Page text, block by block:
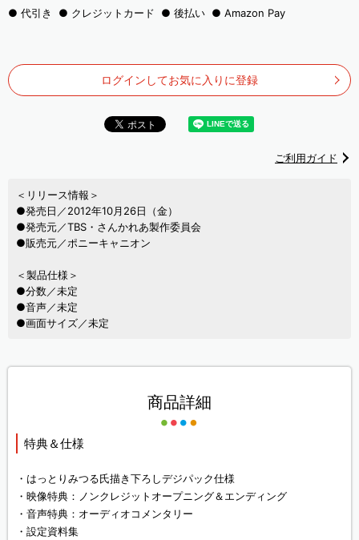
代引き
クレジットカード 後払い Amazon Pay
ログインしてお気に入りに登録
ご利用ガイド
＜リリース情報＞
●発売日／2012年10月26日（金）
●発売元／TBS・さんかれあ製作委員会
●販売元／ポニーキャニオン
＜製品仕様＞
●分数／未定
●音声／未定
●画面サイズ／未定
商品詳細
特典＆仕様
・はっとりみつる氏描き下ろしデジパック仕様
・映像特典：ノンクレジットオープニング＆エンディング
・音声特典：オーディオコメンタリー
・設定資料集